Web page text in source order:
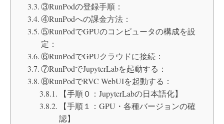
③RunPodの登録手順：
④RunPodへの課金方法：
⑤RunPodでGPUのコンピュータの構成を設
定：
⑥RunPodでGPUクラウドに接続：
⑦RunPodでJupyterLabを起動する：
⑧RunPodでRVC WebUIを起動する：
【手順０：JupyterLabの日本語化】
【手順１：GPU・各種バージョンの確
認】